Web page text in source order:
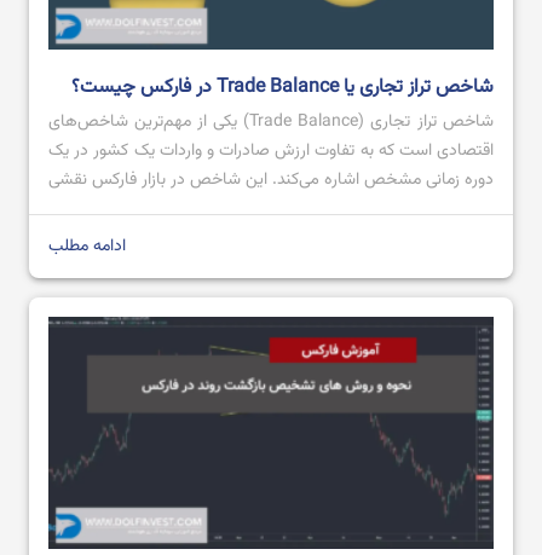
شاخص تراز تجاری یا Trade Balance در فارکس چیست؟
شاخص تراز تجاری (Trade Balance) یکی از مهم‌ترین شاخص‌های
اقتصادی است که به تفاوت ارزش صادرات و واردات یک کشور در یک
دوره زمانی مشخص اشاره می‌کند. این شاخص در بازار فارکس نقشی
کلیدی ایفا می‌کند، زیرا می‌تواند روی ارزش پول ملی یک کشور تاثیر
بگذارد. تراز تجاری مثبت، که به معنای صادرات بیشتر از […]ادامه مطلب